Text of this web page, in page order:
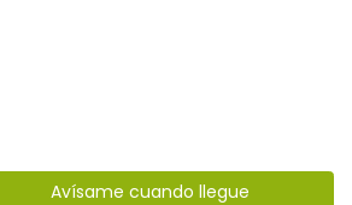
Avísame cuando llegue